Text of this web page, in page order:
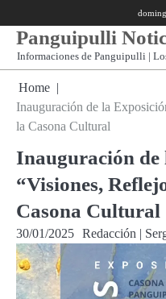
to
contentPanguipulli
Informaciones de Panguipulli |
Home
Inauguración de la
la Casona Cultural
Inauguración de
“Visiones,
Casona Cultural
30/01/2025 Redacción |